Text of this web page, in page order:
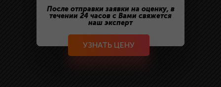
После отправки заявки на оценку, в
течении 24 часов с Вами свяжется
наш эксперт
УЗНАТЬ ЦЕНУ